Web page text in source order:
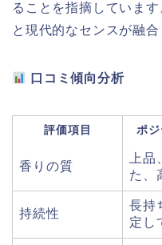
ることを指摘していま
と現代的なセンスが融
口コミ傾向分析
評価項目 ポ
香りの質
上
た、
持続性
長持
定し